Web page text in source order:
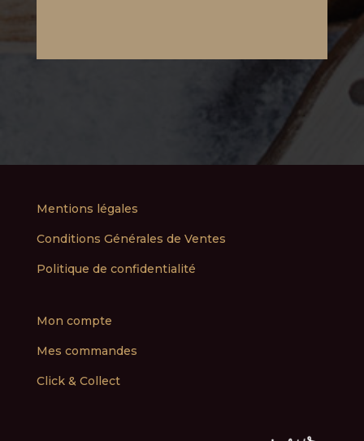
Mentions légales
Conditions Générales de Ventes
Politique de confidentialité
Mon compte
Mes commandes
Click & Collect